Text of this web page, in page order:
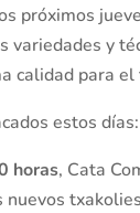
próximos
variedades y
calidad para
estos días:
horas, Cata